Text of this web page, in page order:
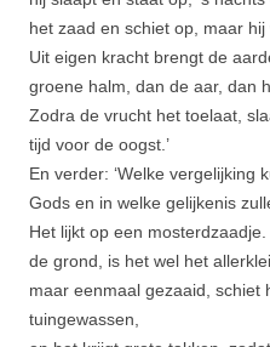
het zaad en schiet op, maar hij
Uit eigen kracht brengt de
groene halm, dan de aar, dan
Zodra de vrucht het toelaat,
tijd voor de oogst.’
En verder: ‘Welke vergelijking
Gods en in welke gelijkenis
Het lijkt op een
de grond, is het wel het
maar eenmaal gezaaid, schiet
tuingewassen,